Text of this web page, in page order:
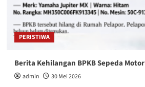
PERISTIWA
Berita Kehilangan BPKB Sepeda Motor
admin 30 Mei 2026